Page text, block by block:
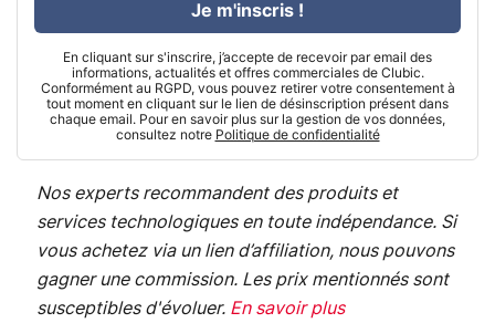
En cliquant sur s'inscrire, j’accepte de recevoir par email des
informations, actualités et offres commerciales de Clubic.
Conformément au RGPD, vous pouvez retirer votre consentement à
tout moment en cliquant sur le lien de désinscription présent dans
chaque email. Pour en savoir plus sur la gestion de vos données,
consultez notre Politique de confidentialité
Je m'inscris !
Nos experts recommandent des produits et
services technologiques en toute indépendance. Si
vous achetez via un lien d’affiliation, nous pouvons
gagner une commission. Les prix mentionnés sont
susceptibles d'évoluer. En savoir plus